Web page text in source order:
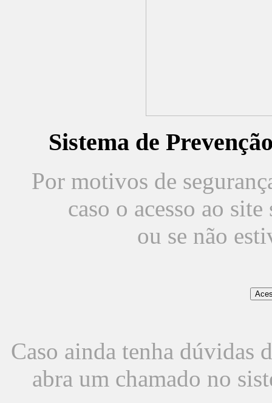
Sistema de
Por motivos de
caso o acesso ao
ou se não
Caso ainda tenha dúvidas
abra um chamado no